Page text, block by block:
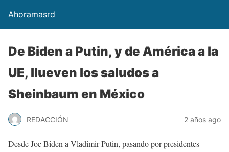
Ahoramasrd
De Biden a Putin, y de América a la
UE, llueven los saludos a
Sheinbaum en México
REDACCIÓN 2 años ago
Desde Joe Biden a Vladimir Putin, pasando por presidentes